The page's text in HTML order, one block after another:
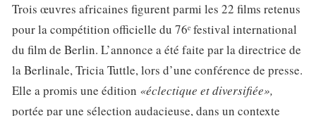
Trois œuvres africaines figurent parmi les 22 films retenus
pour la compétition officielle du 76ᵉ festival international
du film de Berlin. L’annonce a été faite par la directrice de
la Berlinale, Tricia Tuttle, lors d’une conférence de presse.
Elle a promis une édition «éclectique et diversifiée»,
portée par une sélection audacieuse, dans un contexte